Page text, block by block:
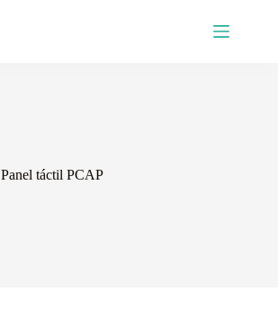
Panel táctil PCAP